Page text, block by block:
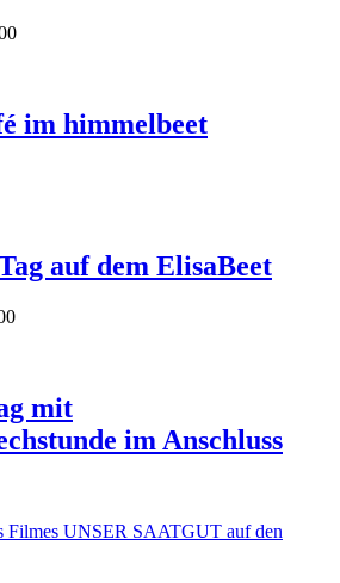
im himmelbeet
auf dem ElisaBeet
mit
im Anschluss